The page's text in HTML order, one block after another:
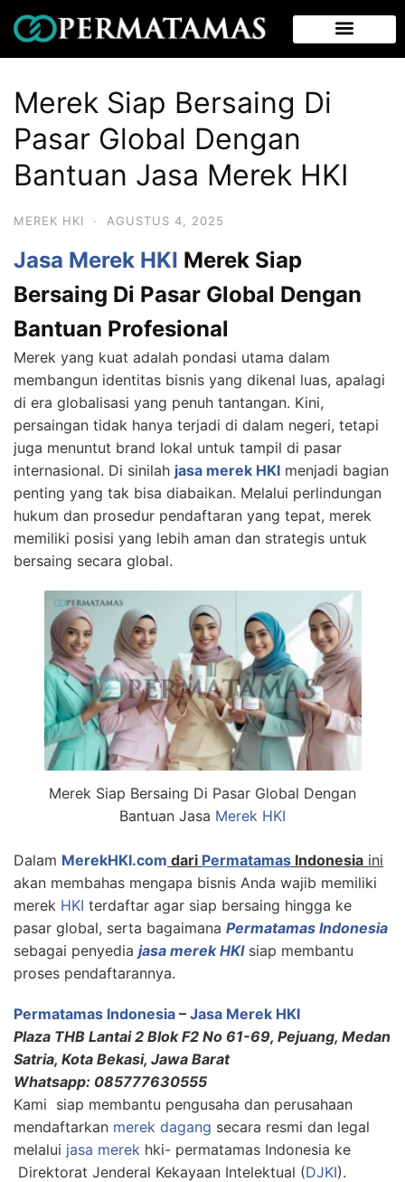
Merek Siap Bersaing Di
Pasar Global Dengan
Bantuan Jasa Merek HKI
MEREK HKI · AGUSTUS 4, 2025
Jasa Merek HKI Merek Siap
Bersaing Di Pasar Global Dengan
Bantuan Profesional
Merek yang kuat adalah pondasi utama dalam
membangun identitas bisnis yang dikenal luas, apalagi
di era globalisasi yang penuh tantangan. Kini,
persaingan tidak hanya terjadi di dalam negeri, tetapi
juga menuntut brand lokal untuk tampil di pasar
internasional. Di sinilah jasa merek HKI menjadi bagian
penting yang tak bisa diabaikan. Melalui perlindungan
hukum dan prosedur pendaftaran yang tepat, merek
memiliki posisi yang lebih aman dan strategis untuk
bersaing secara global.
Merek Siap Bersaing Di Pasar Global Dengan
Bantuan Jasa Merek HKI
Dalam MerekHKI.com dari Permatamas Indonesia ini
akan membahas mengapa bisnis Anda wajib memiliki
merek HKI terdaftar agar siap bersaing hingga ke
pasar global, serta bagaimana Permatamas Indonesia
sebagai penyedia jasa merek HKIsiap membantu
proses pendaftarannya.
Permatamas Indonesia – Jasa Merek HKI
Plaza THB Lantai 2 Blok F2 No 61-69, Pejuang, Medan
Satria, Kota Bekasi, Jawa Barat
Whatsapp: 085777630555
Kami siap membantu pengusaha dan perusahaan
mendaftarkan merek dagang secara resmi dan legal
melalui jasa merek hki- permatamas Indonesia ke
Direktorat Jenderal Kekayaan Intelektual (DJKI).